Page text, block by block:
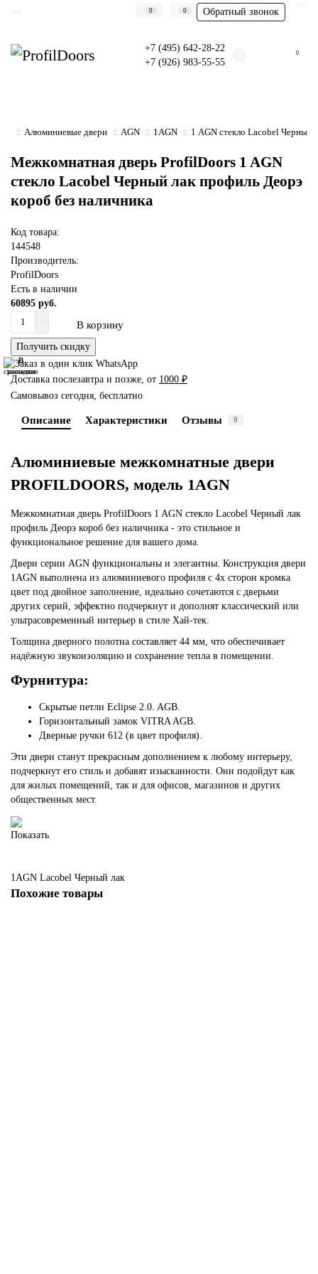
0 0 Обратный звонок
+7 (495) 642-28-22
+7 (926) 983-55-55
0
Алюминиевые двери AGN 1AGN 1 AGN стекло Lacobel Черный
Межкомнатная дверь ProfilDoors 1 AGN
стекло Lacobel Черный лак профиль Деорэ
короб без наличника
Код товара:
144548
Производитель:
ProfilDoors
Есть в наличии
60895 руб.
В корзину
Получить скидку
В
закладки
В
сравнение
Доставка послезавтра и позже, от 1000 ₽
Самовывоз сегодня, бесплатно
Описание Характеристики Отзывы 0
Алюминиевые межкомнатные двери
PROFILDOORS, модель 1AGN
Межкомнатная дверь ProfilDoors 1 AGN стекло Lacobel Черный лак
профиль Деорэ короб без наличника - это стильное и
функциональное решение для вашего дома.
Двери серии AGN функциональны и элегантны. Конструкция двери
1AGN выполнена из алюминиевого профиля с 4х сторон кромка
цвет под двойное заполнение, идеально сочетаются с дверьми
других серий, эффектно подчеркнут и дополнят классический или
ультрасовременный интерьер в стиле Хай-тек.
Толщина дверного полотна составляет 44 мм, что обеспечивает
надёжную звукоизоляцию и сохранение тепла в помещении.
Фурнитура:
Скрытые петли Eclipse 2.0. AGB.
Горизонтальный замок VITRA AGB.
Дверные ручки 612 (в цвет профиля).
Эти двери станут прекрасным дополнением к любому интерьеру,
подчеркнут его стиль и добавят изысканности. Они подойдут как
для жилых помещений, так и для офисов, магазинов и других
общественных мест.
Показать
1AGN Lacobel Черный лак
Похожие товары